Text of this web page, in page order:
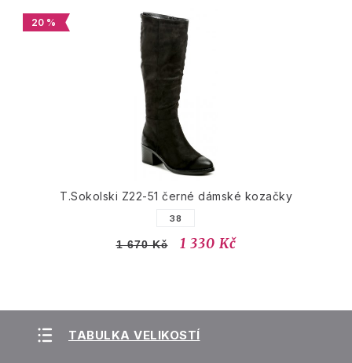
20 %
T.Sokolski Z22-51 černé dámské kozačky
38
1 670 Kč 1 330 Kč
TABULKA VELIKOSTÍ